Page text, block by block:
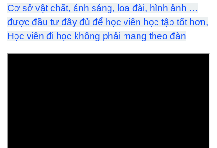
Cơ sở vật chất, ánh sáng, loa đài, hình ảnh …
được đầu tư đầy đủ để học viên học tập tốt hơn,
Học viên đi học không phải mang theo đàn